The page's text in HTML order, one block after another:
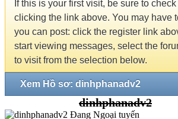
If this is your first visit, be sure to
clicking the link above. You may have
you can post: click the register link
start viewing messages, select the
to visit from the selection below.
Xem Hồ sơ: dinhphanadv2
dinhphanadv2